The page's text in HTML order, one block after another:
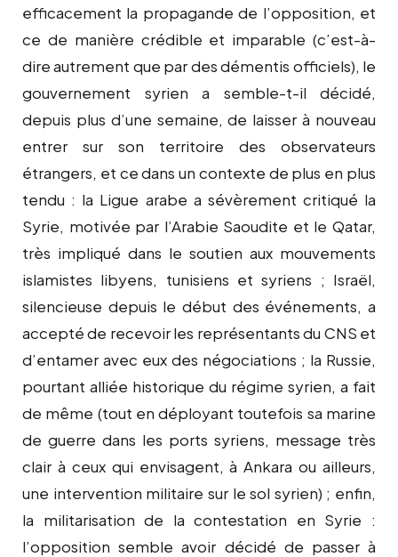
efficacement la propagande de l’opposition, et
ce de manière crédible et imparable (c’est-à-
dire autrement que par des démentis officiels), le
gouvernement syrien a semble-t-il décidé,
depuis plus d’une semaine, de laisser à nouveau
entrer sur son territoire des observateurs
étrangers, et ce dans un contexte de plus en plus
tendu : la Ligue arabe a sévèrement critiqué la
Syrie, motivée par l’Arabie Saoudite et le Qatar,
très impliqué dans le soutien aux mouvements
islamistes libyens, tunisiens et syriens ; Israël,
silencieuse depuis le début des événements, a
accepté de recevoir les représentants du CNS et
d’entamer avec eux des négociations ; la Russie,
pourtant alliée historique du régime syrien, a fait
de même (tout en déployant toutefois sa marine
de guerre dans les ports syriens, message très
clair à ceux qui envisagent, à Ankara ou ailleurs,
une intervention militaire sur le sol syrien) ; enfin,
la militarisation de la contestation en Syrie :
l’opposition semble avoir décidé de passer à